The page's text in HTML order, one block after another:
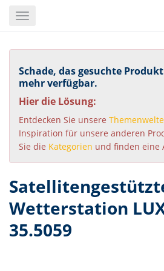
content
Toggle
Schade, das gesuchte
mehr verfügbar.
Hier die Lösung:
Entdecken Sie unsere
Inspiration für unsere anderen
Sie die Kategorien und finden eine
Wetterstation
35.5059